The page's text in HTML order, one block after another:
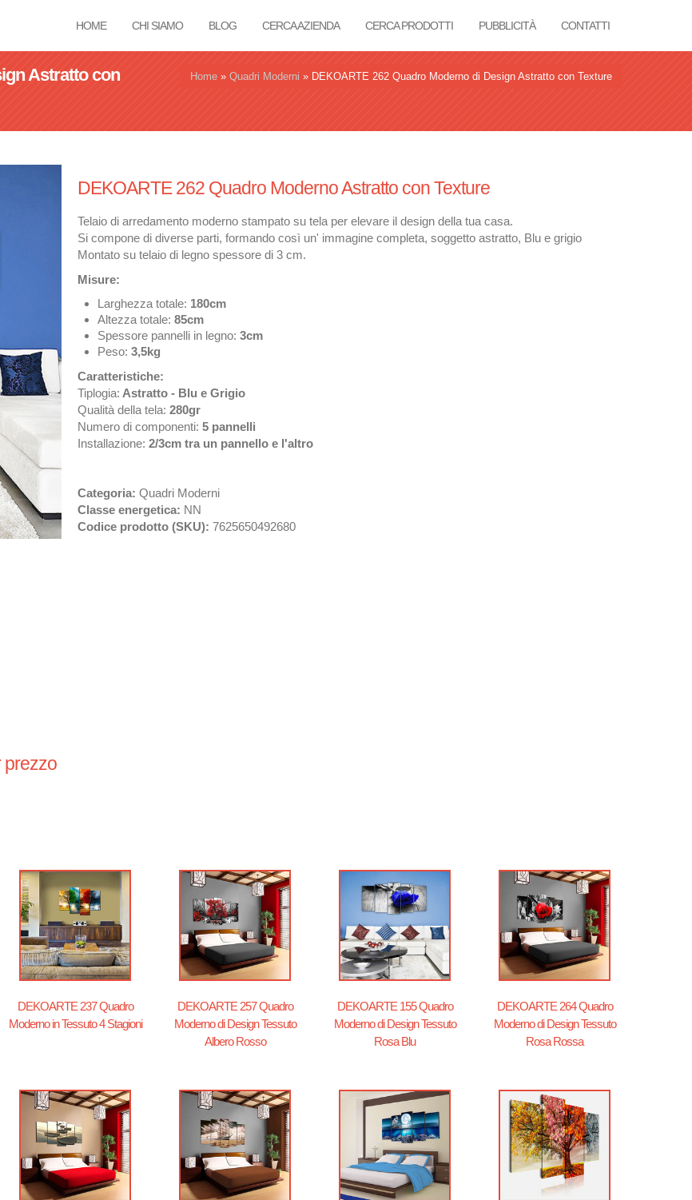
HOME CHI SIAMO BLOG CERCA AZIENDA CERCA PRODOTTI PUBBLICITÀ CONTATTI
Astratto con
Tu sei qui
Home » Quadri Moderni » DEKOARTE 262 Quadro Moderno di Design Astratto con Texture
DEKOARTE 262 Quadro Moderno Astratto con Texture
Telaio di arredamento moderno stampato su tela per elevare il design della tua casa.
Si compone di diverse parti, formando così un' immagine completa, soggetto astratto, Blu e grigio
Montato su telaio di legno spessore di 3 cm.
Misure:
Larghezza totale: 180cm
Altezza totale: 85cm
Spessore pannelli in legno: 3cm
Peso: 3,5kg
Caratteristiche:
Tiplogia: Astratto - Blu e Grigio
Qualità della tela: 280gr
Numero di componenti: 5 pannelli
Installazione: 2/3cm tra un pannello e l'altro
Categoria: Quadri Moderni
Classe energetica: NN
Codice prodotto (SKU): 7625650492680
prezzo
DEKOARTE 237 Quadro
Moderno in Tessuto 4 Stagioni
DEKOARTE 257 Quadro
Moderno di Design Tessuto
Albero Rosso
DEKOARTE 155 Quadro
Moderno di Design Tessuto
Rosa Blu
DEKOARTE 264 Quadro
Moderno di Design Tessuto
Rosa Rossa